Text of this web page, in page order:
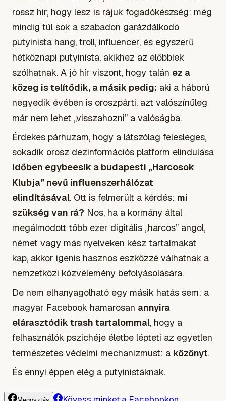
rossz hír, hogy lesz is rájuk fogadókészség: még
mindig túl sok a szabadon garázdálkodó
putyinista hang, troll, influencer, és egyszerű
hétköznapi putyinista, akikhez az előbbiek
szólhatnak. A jó hír viszont, hogy talán ez a
közeg is telítődik, a másik pedig: aki a háború
negyedik évében is oroszpárti, azt valószínűleg
már nem lehet „visszahozni” a valóságba.
Érdekes párhuzam, hogy a látszólag felesleges,
sokadik orosz dezinformációs platform elindulása
időben egybeesik a budapesti „Harcosok
Klubja” nevű influenszerhálózat
elindításával. Ott is felmerült a kérdés: mi
szükség van rá? Nos, ha a kormány által
megálmodott több ezer digitális „harcos” angol,
német vagy más nyelveken kész tartalmakat
kap, akkor igenis hasznos eszközzé válhatnak a
nemzetközi közvélemény befolyásolására.
De nem elhanyagolható egy másik hatás sem: a
magyar Facebook hamarosan annyira
elárasztódik trash tartalommal, hogy a
felhasználók pszichéje életbe lépteti az egyetlen
természetes védelmi mechanizmust: a közönyt.
És ennyi éppen elég a putyinistáknak.